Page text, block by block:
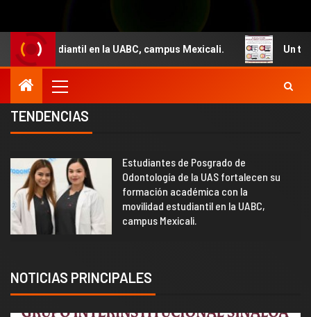
la UABC, campus Mexicali. Un total de 29 vehículos
TENDENCIAS
2
Estudiantes de Posgrado de
Odontología de la UAS fortalecen su
formación académica con la
movilidad estudiantil en la UABC,
campus Mexicali.
NOTICIAS PRINCIPALES